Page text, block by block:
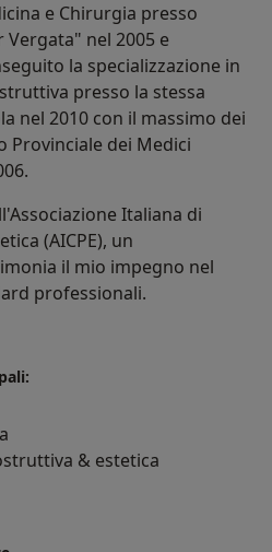
e Chirurgia presso
nel 2005 e
la specializzazione in
presso la stessa
nel 2010 con il massimo dei
Provinciale dei Medici
Italiana di
(AICPE), un
il mio impegno nel
professionali.
& estetica